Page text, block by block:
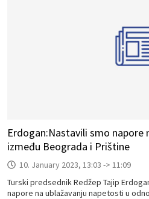
Erdogan:Nastavili smo napore
između Beograda i Prištine
10. January 2023, 13:03 -> 11:09
Turski predsednik Redžep Tajip
napore na ublažavanju napetosti u